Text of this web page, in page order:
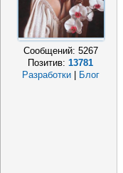
Сообщений: 5267
Позитив:13781
Разработки
Блог